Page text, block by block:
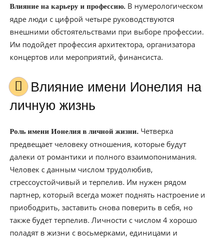
Влияние на карьеру и профессию. В нумерологическом
ядре люди с цифрой четыре руководствуются
внешними обстоятельствами при выборе профессии.
Им подойдет профессия архитектора, организатора
концертов или мероприятий, финансиста.
Влияние имени Ионелия на
личную жизнь
Роль имени Ионелия в личной жизни. Четверка
предвещает человеку отношения, которые будут
далеки от романтики и полного взаимопонимания.
Человек с данным числом трудолюбив,
стрессоустойчивый и терпелив. Им нужен рядом
партнер, который всегда может поднять настроение и
приободрить, заставить снова поверить в себя, но
также будет терпелив. Личности с числом 4 хорошо
поладят в жизни с восьмерками, единицами и